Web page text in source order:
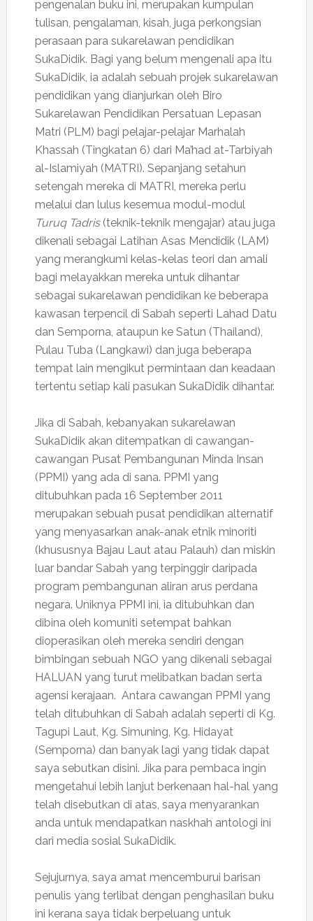
pengenalan buku ini, merupakan kumpulan
tulisan, pengalaman, kisah, juga perkongsian
perasaan para sukarelawan pendidikan
SukaDidik. Bagi yang belum mengenali apa itu
SukaDidik, ia adalah sebuah projek sukarelawan
pendidikan yang dianjurkan oleh Biro
Sukarelawan Pendidikan Persatuan Lepasan
Matri (PLM) bagi pelajar-pelajar Marhalah
Khassah (Tingkatan 6) dari Ma’had at-Tarbiyah
al-Islamiyah (MATRI). Sepanjang setahun
setengah mereka di MATRI, mereka perlu
melalui dan lulus kesemua modul-modul
Turuq Tadris(teknik-teknik mengajar) atau juga
dikenali sebagai Latihan Asas Mendidik (LAM)
yang merangkumi kelas-kelas teori dan amali
bagi melayakkan mereka untuk dihantar
sebagai sukarelawan pendidikan ke beberapa
kawasan terpencil di Sabah seperti Lahad Datu
dan Semporna, ataupun ke Satun (Thailand),
Pulau Tuba (Langkawi) dan juga beberapa
tempat lain mengikut permintaan dan keadaan
tertentu setiap kali pasukan SukaDidik dihantar.
Jika di Sabah, kebanyakan sukarelawan
SukaDidik akan ditempatkan di cawangan-
cawangan Pusat Pembangunan Minda Insan
(PPMI) yang ada di sana. PPMI yang
ditubuhkan pada 16 September 2011
merupakan sebuah pusat pendidikan alternatif
yang menyasarkan anak-anak etnik minoriti
(khususnya Bajau Laut atau Palauh) dan miskin
luar bandar Sabah yang terpinggir daripada
program pembangunan aliran arus perdana
negara. Uniknya PPMI ini, ia ditubuhkan dan
dibina oleh komuniti setempat bahkan
dioperasikan oleh mereka sendiri dengan
bimbingan sebuah NGO yang dikenali sebagai
HALUAN yang turut melibatkan badan serta
agensi kerajaan. Antara cawangan PPMI yang
telah ditubuhkan di Sabah adalah seperti di Kg.
Tagupi Laut, Kg. Simuning, Kg. Hidayat
(Semporna) dan banyak lagi yang tidak dapat
saya sebutkan disini. Jika para pembaca ingin
mengetahui lebih lanjut berkenaan hal-hal yang
telah disebutkan di atas, saya menyarankan
anda untuk mendapatkan naskhah antologi ini
dari media sosial SukaDidik.
Sejujurnya, saya amat mencemburui barisan
penulis yang terlibat dengan penghasilan buku
ini kerana saya tidak berpeluang untuk